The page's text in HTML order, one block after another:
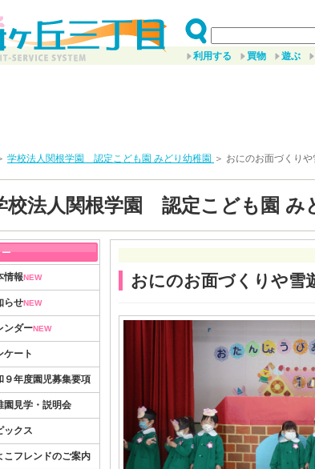
利用する 買物 遊ぶ
学校法人関根学園 認定こども園 みどり幼稚園 ＞ おにのお面づくり
校法人関根学園 認定こども園 み
おにのお面づくりや雪
情報NEW
らせNEW
ンダーNEW
ケート
９年度園児募集要項
園見学・説明会
ックス
こフレンドのご案内